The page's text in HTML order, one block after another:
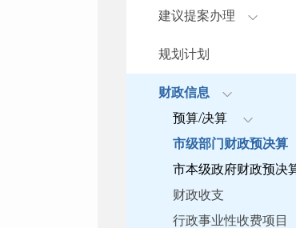
建议提案办理
规划计划
财政信息
预算/决算
市级部门财政预决算
市本级政府财政预决
财政收支
行政事业性收费项目